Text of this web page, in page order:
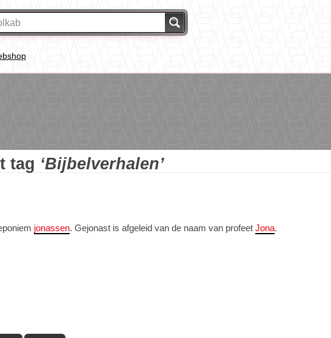
tag ‘Bijbelverhalen’
jonassen. Gejonast is afgeleid van de naam van profeet Jona.